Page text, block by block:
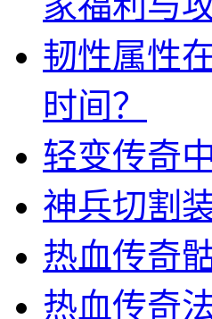
韧性属性
时间？
轻变传奇
神兵切割
热血传奇
热血传奇